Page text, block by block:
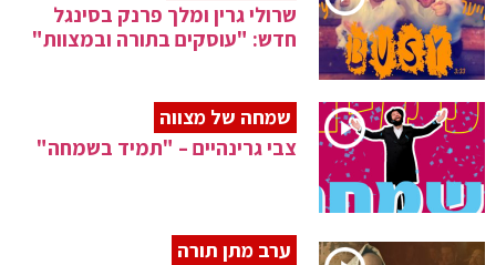
שרולי גרין ומלך פרנק בסינגל
חדש: "עוסקים בתורה ובמצוות"
שמחה של מצווה
צבי גרינהיים – "תמיד בשמחה"
ערב מתן תורה